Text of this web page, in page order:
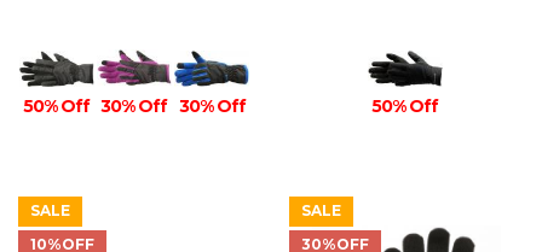
50% Off 30% Off 30% Off 50% Off
SALE
10%OFF
SALE
30%OFF